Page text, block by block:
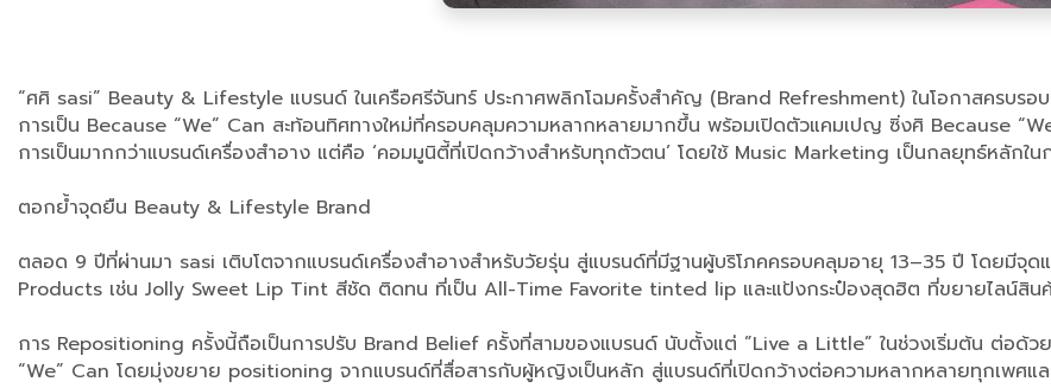
“ศศิ sasi” Beauty & Lifestyle แบรนด์ ในเครือศรีจันทร์ ประกาศพลิกโฉมครั้งสำคัญ (Brand Refreshment) ในโอกาสครบร
การเป็น Because “We” Can สะท้อนทิศทางใหม่ที่ครอบคลุมความหลากหลายมากขึ้น พร้อมเปิดตัวแคมเปญ ซิ่งศิ Because
การเป็นมากกว่าแบรนด์เครื่องสำอาง แต่คือ ‘คอมมูนิตี้ที่เปิดกว้างสำหรับทุกตัวตน’ โดยใช้ Music Marketing เป็นกลยุทธ์หลักใ
ตอกย้ำจุดยืน Beauty & Lifestyle Brand
ตลอด 9 ปีที่ผ่านมา sasi เติบโตจากแบรนด์เครื่องสำอางสำหรับวัยรุ่น สู่แบรนด์ที่มีฐานผู้บริโภคครอบคลุมอายุ 13–35 ปี โดยมีจุ
Products เช่น Jolly Sweet Lip Tint สีชัด ติดทน ที่เป็น All-Time Favorite tinted lip และแป้งกระป๋องสุดฮิต ที่ขยายไลน์สิน
การ Repositioning ครั้งนี้ถือเป็นการปรับ Brand Belief ครั้งที่สามของแบรนด์ นับตั้งแต่ ”Live a Little” ในช่วงเริ่มต้น ต่อด้ว
“We” Can โดยมุ่งขยาย positioning จากแบรนด์ที่สื่อสารกับผู้หญิงเป็นหลัก สู่แบรนด์ที่เปิดกว้างต่อความหลากหลายทุกเพศแ